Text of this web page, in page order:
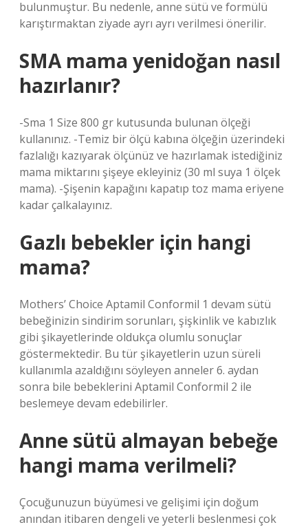
bulunmuştur. Bu nedenle, anne sütü ve formülü
karıştırmaktan ziyade ayrı ayrı verilmesi önerilir.
SMA mama yenidoğan nasıl
hazırlanır?
-Sma 1 Size 800 gr kutusunda bulunan ölçeği
kullanınız. -Temiz bir ölçü kabına ölçeğin üzerindeki
fazlalığı kazıyarak ölçünüz ve hazırlamak istediğiniz
mama miktarını şişeye ekleyiniz (30 ml suya 1 ölçek
mama). -Şişenin kapağını kapatıp toz mama eriyene
kadar çalkalayınız.
Gazlı bebekler için hangi
mama?
Mothers’ Choice Aptamil Conformil 1 devam sütü
bebeğinizin sindirim sorunları, şişkinlik ve kabızlık
gibi şikayetlerinde oldukça olumlu sonuçlar
göstermektedir. Bu tür şikayetlerin uzun süreli
kullanımla azaldığını söyleyen anneler 6. aydan
sonra bile bebeklerini Aptamil Conformil 2 ile
beslemeye devam edebilirler.
Anne sütü almayan bebeğe
hangi mama verilmeli?
Çocuğunuzun büyümesi ve gelişimi için doğum
anından itibaren dengeli ve yeterli beslenmesi çok